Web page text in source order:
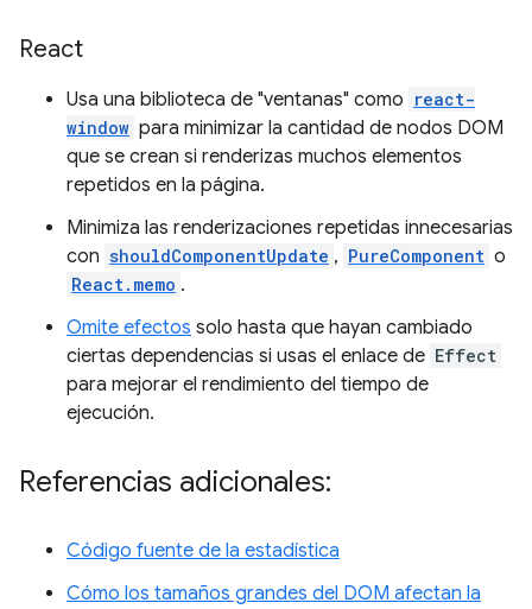
React
Usa una biblioteca de "ventanas" como react-
window para minimizar la cantidad de nodos DOM
que se crean si renderizas muchos elementos
repetidos en la página.
Minimiza las renderizaciones repetidas innecesarias
con shouldComponentUpdate , PureComponent o
React.memo .
Omite efectos solo hasta que hayan cambiado
ciertas dependencias si usas el enlace de Effect
para mejorar el rendimiento del tiempo de
ejecución.
Referencias adicionales:
Código fuente de la estadística
Cómo los tamaños grandes del DOM afectan la